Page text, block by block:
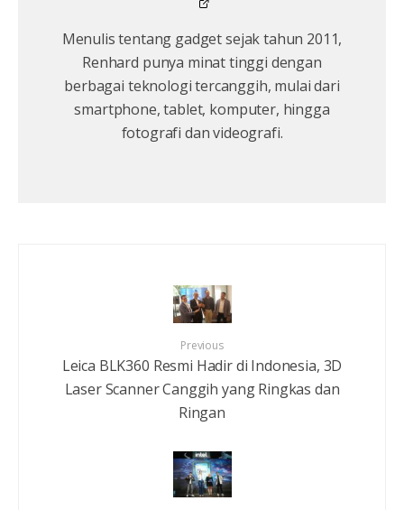
Menulis tentang gadget sejak tahun 2011,
Renhard punya minat tinggi dengan
berbagai teknologi tercanggih, mulai dari
smartphone, tablet, komputer, hingga
fotografi dan videografi.
Previous
Leica BLK360 Resmi Hadir di Indonesia, 3D
Laser Scanner Canggih yang Ringkas dan
Ringan